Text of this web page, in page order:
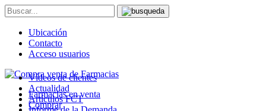
Ubicación
Contacto
Acceso usuarios
Farmacias en venta
Comprar
Vídeos de clientes
Actualidad
Artículos FCT